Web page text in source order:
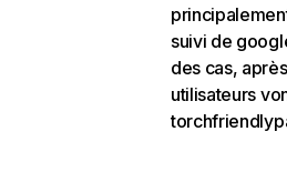
suivi de
des cas,
utilisateurs